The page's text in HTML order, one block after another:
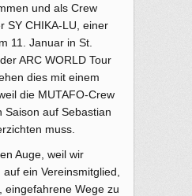
und als Crew
SY CHIKA-LU, einer
11. Januar in St.
ARC WORLD Tour
dies mit einem
die MUTAFO-Crew
Saison auf Sebastian
muss.
Auge, weil wir
ein Vereinsmitglied,
eingefahrene Wege zu